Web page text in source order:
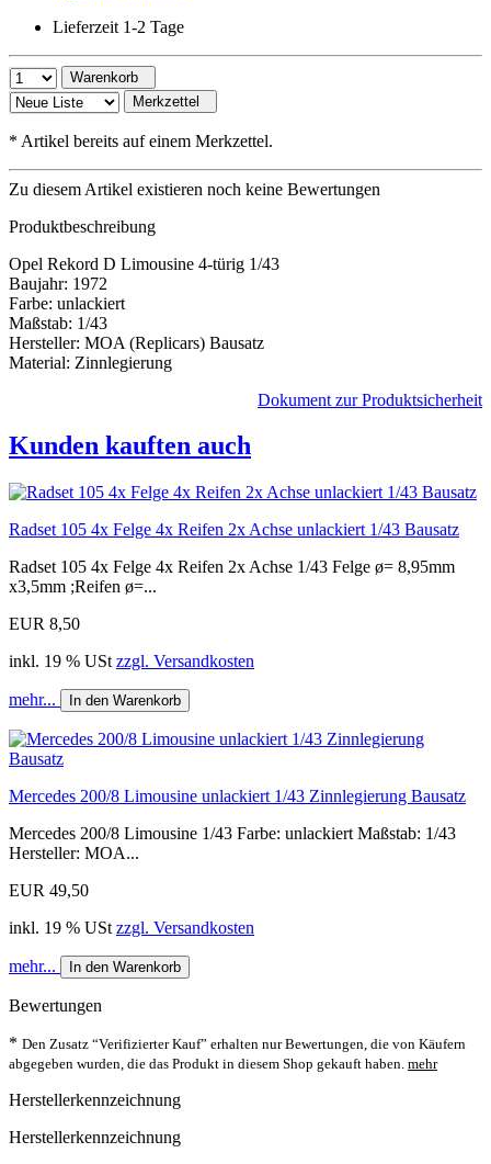
Lieferzeit 1-2 Tage
Warenkorb
Merkzettel
* Artikel bereits auf einem Merkzettel.
Zu diesem Artikel existieren noch keine Bewertungen
Produktbeschreibung
Opel Rekord D Limousine 4-türig 1/43
Baujahr: 1972
Farbe: unlackiert
Maßstab: 1/43
Hersteller: MOA (Replicars) Bausatz
Material: Zinnlegierung
Dokument zur Produktsicherheit
Kunden kauften auch
Radset 105 4x Felge 4x Reifen 2x Achse unlackiert 1/43 Bausatz
Radset 105 4x Felge 4x Reifen 2x Achse 1/43 Felge ø= 8,95mm
x3,5mm ;Reifen ø=...
EUR 8,50
inkl. 19 % USt zzgl. Versandkosten
mehr... In den Warenkorb
Mercedes 200/8 Limousine unlackiert 1/43 Zinnlegierung Bausatz
Mercedes 200/8 Limousine 1/43 Farbe: unlackiert Maßstab: 1/43
Hersteller: MOA...
EUR 49,50
inkl. 19 % USt zzgl. Versandkosten
mehr... In den Warenkorb
Bewertungen
* Den Zusatz “Verifizierter Kauf” erhalten nur Bewertungen, die von Käufern
abgegeben wurden, die das Produkt in diesem Shop gekauft haben. mehr
Herstellerkennzeichnung
Herstellerkennzeichnung